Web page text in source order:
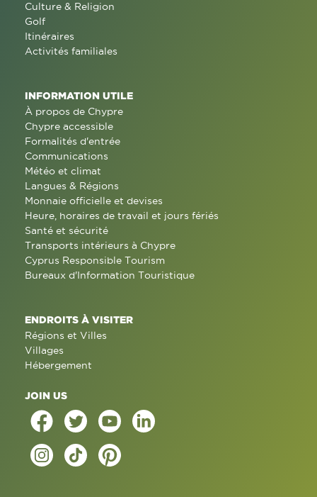
Culture & Religion
Golf
Itinéraires
Activités familiales
INFORMATION UTILE
À propos de Chypre
Chypre accessible
Formalités d'entrée
Communications
Météo et climat
Langues & Régions
Monnaie officielle et devises
Heure, horaires de travail et jours fériés
Santé et sécurité
Transports intérieurs à Chypre
Cyprus Responsible Tourism
Bureaux d'Information Touristique
ENDROITS À VISITER
Régions et Villes
Villages
Hébergement
JOIN US